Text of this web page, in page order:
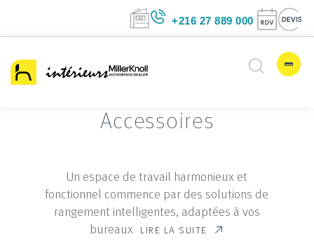
+216 27 889
Accessoires
Un espace de travail harmonieux et
fonctionnel commence par des solutions de
rangement intelligentes, adaptées à vos
bureaux LIRE LA SUITE